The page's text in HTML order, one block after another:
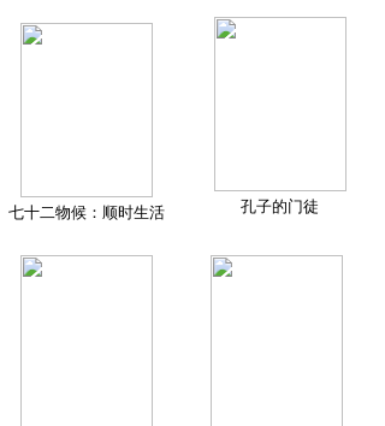
七十二物候：顺时生活 孔子的门徒